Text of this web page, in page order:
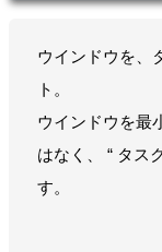
ウインドウを、
ト。
ウインドウを最
はなく、 “ タス
す。